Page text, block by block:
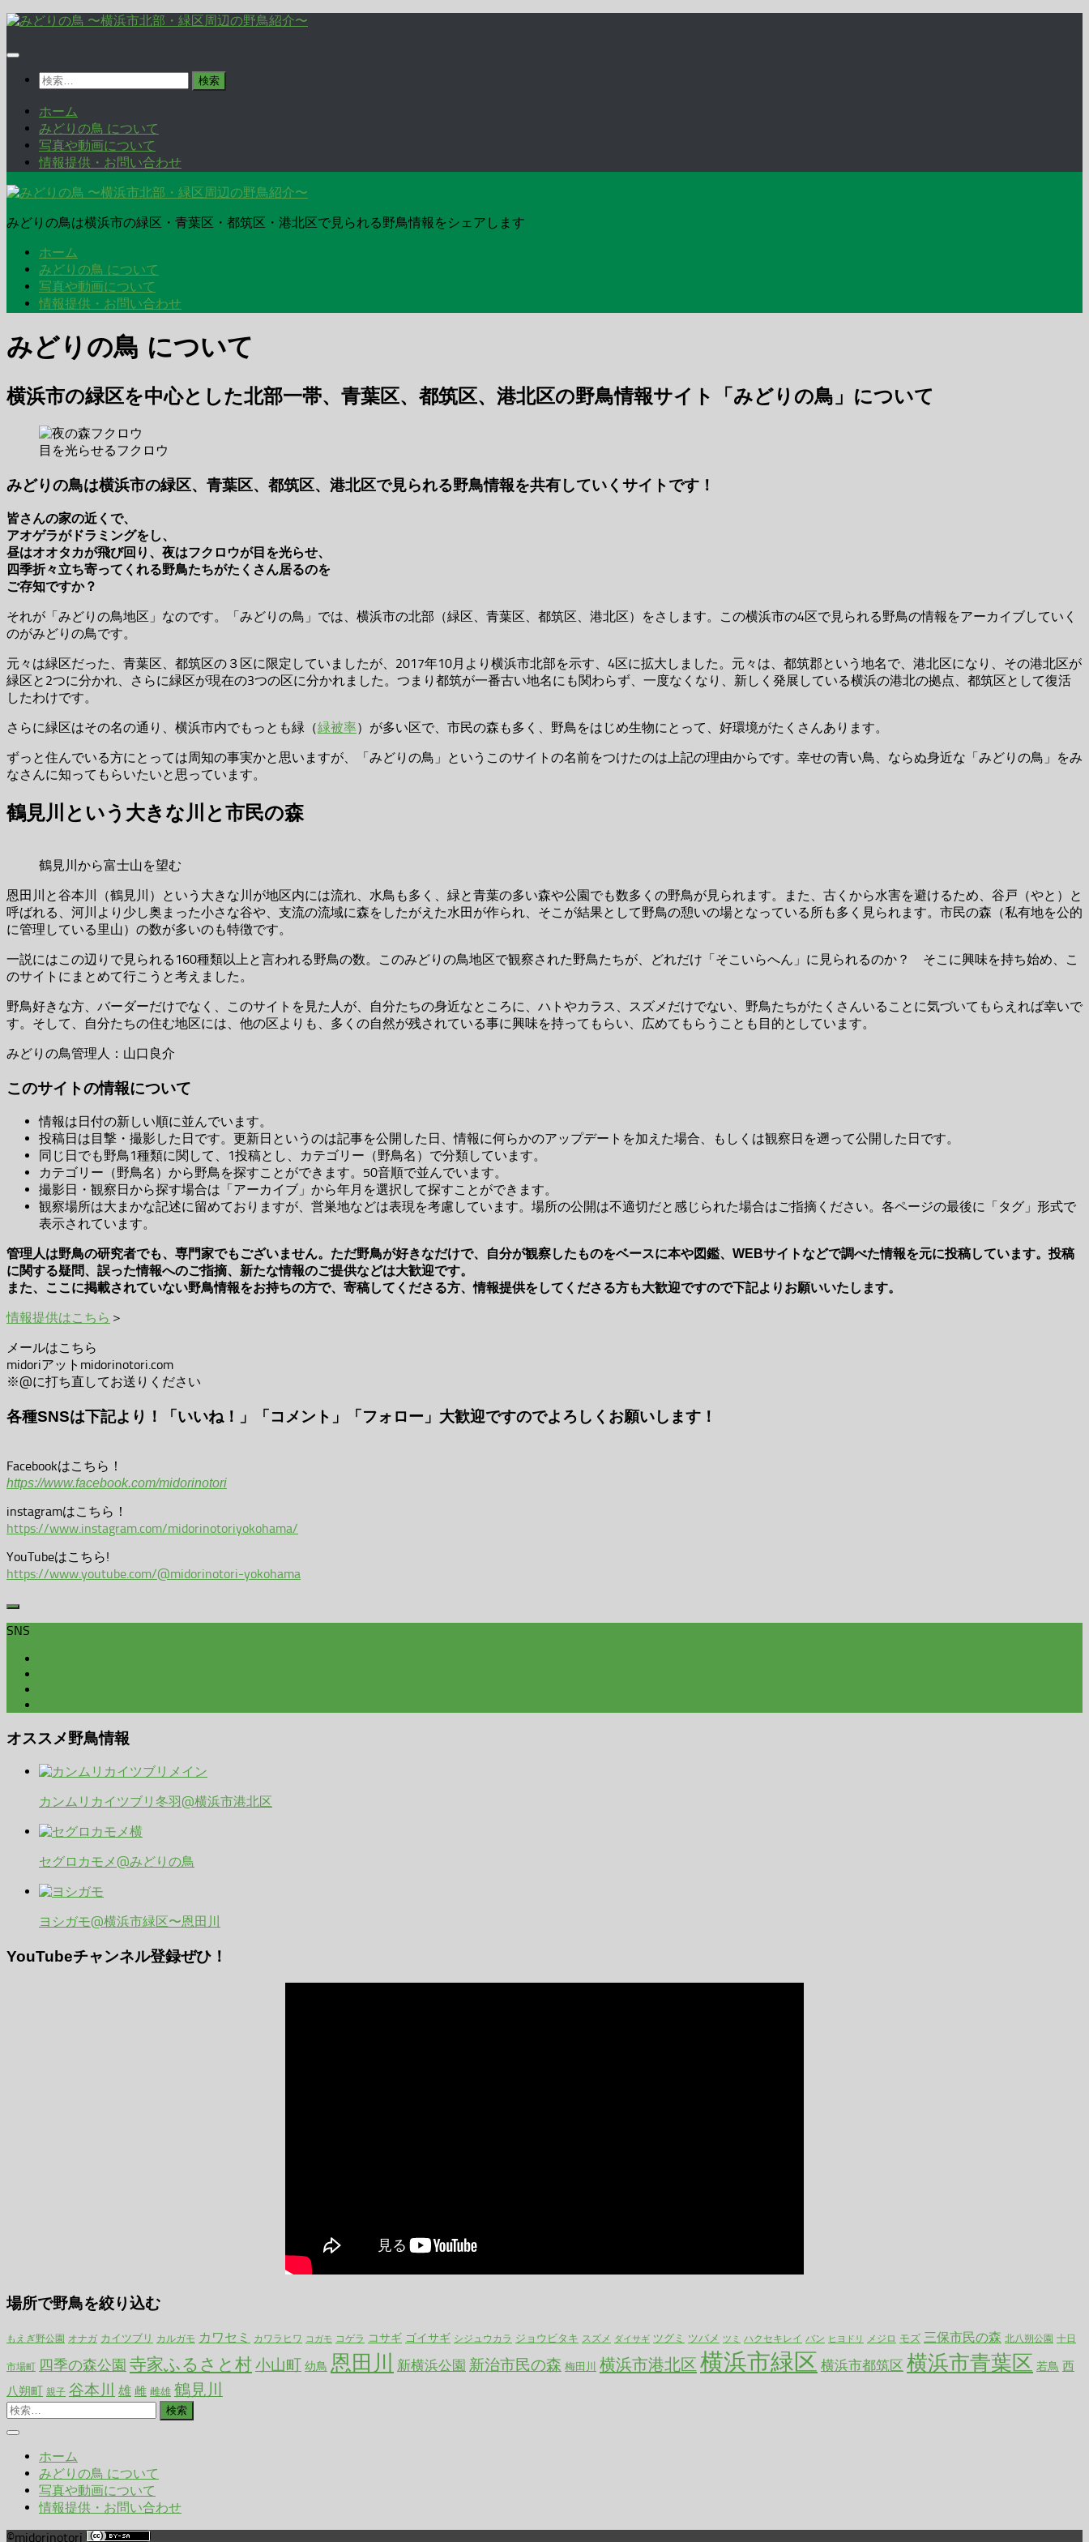
コ
テ
プ
検
ホーム
みどりの鳥 について
写真や動画について
情報提供・お問い合わせ
みどりの鳥は横浜市の緑区・青葉区・都筑区・港北区で見られる野鳥情報をシェアします
ホーム
みどりの鳥 について
写真や動画について
情報提供・お問い合わせ
みどりの鳥 について
横浜市の緑区を中心とした北部一帯、青葉区、都筑区、港北区の野鳥情報サイト「みどりの鳥」について
目を光らせるフクロウ
みどりの鳥は横浜市の緑区、青葉区、都筑区、港北区で見られる野鳥情報を共有していくサイトです！
皆さんの家の近くで、
アオゲラがドラミングをし、
昼はオオタカが飛び回り、夜はフクロウが目を光らせ、
四季折々立ち寄ってくれる野鳥たちがたくさん居るのを
ご存知ですか？
それが「みどりの鳥地区」なのです。「みどりの鳥」では、横浜市の北部（緑区、青葉区、都筑区、港北区）をさします。この横浜市の4区で見られる野鳥の情報をアーカイブしていく
のがみどりの鳥です。
元々は緑区だった、青葉区、都筑区の３区に限定していましたが、2017年10月より横浜市北部を示す、4区に拡大しました。元々は、都筑郡という地名で、港北区になり、その港北区が
緑区と2つに分かれ、さらに緑区が現在の3つの区に分かれました。つまり都筑が一番古い地名にも関わらず、一度なくなり、新しく発展している横浜の港北の拠点、都筑区として復活
したわけです。
さらに緑区はその名の通り、横浜市内でもっとも緑（緑被率）が多い区で、市民の森も多く、野鳥をはじめ生物にとって、好環境がたくさんあります。
ずっと住んでいる方にとっては周知の事実かと思いますが、「みどりの鳥」というこのサイトの名前をつけたのは上記の理由からです。幸せの青い鳥、ならぬ身近な「みどりの鳥」をみ
なさんに知ってもらいたいと思っています。
鶴見川という大きな川と市民の森
鶴見川から富士山を望む
恩田川と谷本川（鶴見川）という大きな川が地区内には流れ、水鳥も多く、緑と青葉の多い森や公園でも数多くの野鳥が見られます。また、古くから水害を避けるため、谷戸（やと）と
呼ばれる、河川より少し奥まった小さな谷や、支流の流域に森をしたがえた水田が作られ、そこが結果として野鳥の憩いの場となっている所も多く見られます。市民の森（私有地を公的
に管理している里山）の数が多いのも特徴です。
一説にはこの辺りで見られる160種類以上と言われる野鳥の数。このみどりの鳥地区で観察された野鳥たちが、どれだけ「そこいらへん」に見られるのか？ そこに興味を持ち始め、こ
のサイトにまとめて行こうと考えました。
野鳥好きな方、バーダーだけでなく、このサイトを見た人が、自分たちの身近なところに、ハトやカラス、スズメだけでない、野鳥たちがたくさんいることに気づいてもらえれば幸いで
す。そして、自分たちの住む地区には、他の区よりも、多くの自然が残されている事に興味を持ってもらい、広めてもらうことも目的としています。
みどりの鳥管理人：山口良介
このサイトの情報について
情報は日付の新しい順に並んでいます。
投稿日は目撃・撮影した日です。更新日というのは記事を公開した日、情報に何らかのアップデートを加えた場合、もしくは観察日を遡って公開した日です。
同じ日でも野鳥1種類に関して、1投稿とし、カテゴリー（野鳥名）で分類しています。
カテゴリー（野鳥名）から野鳥を探すことができます。50音順で並んでいます。
撮影日・観察日から探す場合は「アーカイブ」から年月を選択して探すことができます。
観察場所は大まかな記述に留めておりますが、営巣地などは表現を考慮しています。場所の公開は不適切だと感じられた場合はご指摘ください。各ページの最後に「タグ」形式で
表示されています。
管理人は野鳥の研究者でも、専門家でもございません。ただ野鳥が好きなだけで、自分が観察したものをベースに本や図鑑、WEBサイトなどで調べた情報を元に投稿しています。投稿
に関する疑問、誤った情報へのご指摘、新たな情報のご提供などは大歓迎です。
また、ここに掲載されていない野鳥情報をお持ちの方で、寄稿してくださる方、情報提供をしてくださる方も大歓迎ですので下記よりお願いいたします。
情報提供はこちら ＞
メールはこちら
midoriアットmidorinotori.com
※@に打ち直してお送りください
各種SNSは下記より！「いいね！」「コメント」「フォロー」大歓迎ですのでよろしくお願いします！
Facebookはこちら！
https://www.facebook.com/midorinotori
instagramはこちら！
https://www.instagram.com/midorinotoriyokohama/
YouTubeはこちら!
https://www.youtube.com/@midorinotori-yokohama
SNS
オススメ野鳥情報
カンムリカイツブリ冬羽@横浜市港北区
セグロカモメ@みどりの鳥
ヨシガモ@横浜市緑区〜恩田川
YouTubeチャンネル登録ぜひ！
場所で野鳥を絞り込む
もえぎ野公園 オナガ カイツブリ カルガモ カワセミ カワラヒワ コガモ コゲラ コサギ ゴイサギ シジュウカラ ジョウビタキ スズメ ダイサギ ツグミ ツバメ ツミ ハクセキレイ バン ヒヨドリ メジロ モズ 三保市民の森 北八朔公園 十日
市場町 四季の森公園 寺家ふるさと村小山町 幼鳥 恩田川 新横浜公園 新治市民の森 梅田川 横浜市港北区 横浜市緑区 横浜市都筑区 横浜市青葉区 若鳥 西
八朔町 親子 谷本川 雄 雌 雌雄 鶴見川
検
ホーム
みどりの鳥 について
写真や動画について
情報提供・お問い合わせ
©midorinotori